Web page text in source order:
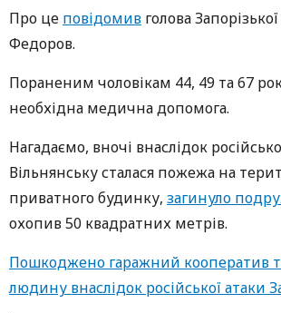
Про це повідомив голова
Федоров.
Пораненим чоловікам 44, 49 та 67
необхідна медична допомога.
Нагадаємо, вночі внаслідок
Вільнянську сталася пожежа на
приватного будинку, загинуло
охопив 50 квадратних метрів.
Пошкоджено гаражний кооператив
людину внаслідок російської атаки